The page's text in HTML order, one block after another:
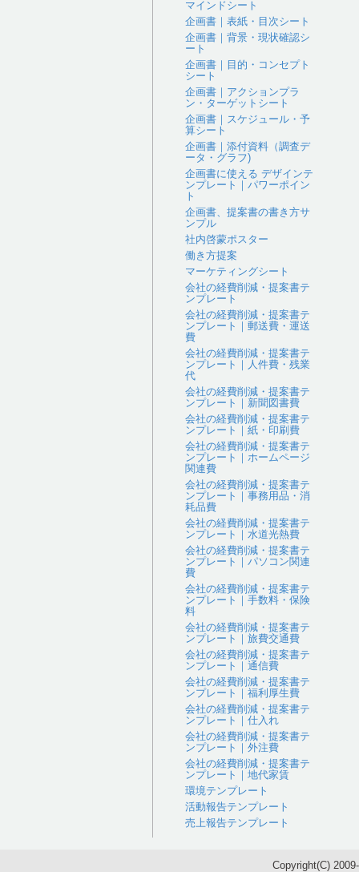
マインドシート
企画書｜表紙・目次シート
企画書｜背景・現状確認シ
ート
企画書｜目的・コンセプト
シート
企画書｜アクションプラ
ン・ターゲットシート
企画書｜スケジュール・予
算シート
企画書｜添付資料（調査デ
ータ・グラフ)
企画書に使える デザインテ
ンプレート｜パワーポイン
ト
企画書、提案書の書き方サ
ンプル
社内啓蒙ポスター
働き方提案
マーケティングシート
会社の経費削減・提案書テ
ンプレート
会社の経費削減・提案書テ
ンプレート｜郵送費・運送
費
会社の経費削減・提案書テ
ンプレート｜人件費・残業
代
会社の経費削減・提案書テ
ンプレート｜新聞図書費
会社の経費削減・提案書テ
ンプレート｜紙・印刷費
会社の経費削減・提案書テ
ンプレート｜ホームページ
関連費
会社の経費削減・提案書テ
ンプレート｜事務用品・消
耗品費
会社の経費削減・提案書テ
ンプレート｜水道光熱費
会社の経費削減・提案書テ
ンプレート｜パソコン関連
費
会社の経費削減・提案書テ
ンプレート｜手数料・保険
料
会社の経費削減・提案書テ
ンプレート｜旅費交通費
会社の経費削減・提案書テ
ンプレート｜通信費
会社の経費削減・提案書テ
ンプレート｜福利厚生費
会社の経費削減・提案書テ
ンプレート｜仕入れ
会社の経費削減・提案書テ
ンプレート｜外注費
会社の経費削減・提案書テ
ンプレート｜地代家賃
環境テンプレート
活動報告テンプレート
売上報告テンプレート
Copyright(C)